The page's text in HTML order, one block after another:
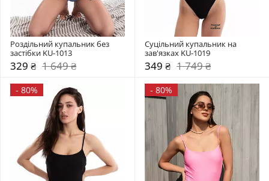
Роздільний купальник без
застібки KU-1013
329 ₴ 1 649 ₴
Суцільний купальник на
зав'язках KU-1019
349 ₴ 1 749 ₴
- 80% - 80%